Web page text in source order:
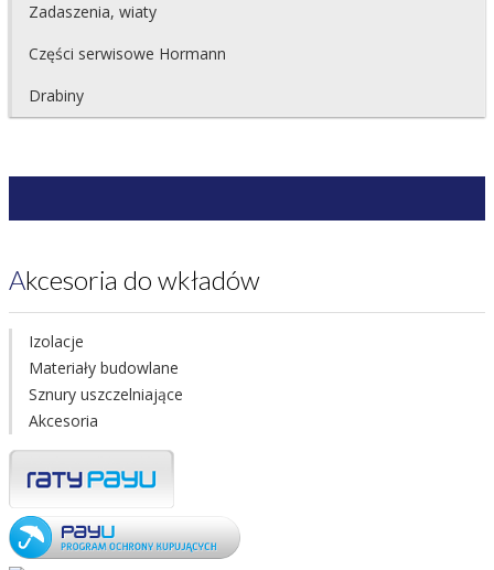
Zadaszenia, wiaty
Części serwisowe Hormann
Drabiny
Akcesoria do wkładów
Izolacje
Materiały budowlane
Sznury uszczelniające
Akcesoria